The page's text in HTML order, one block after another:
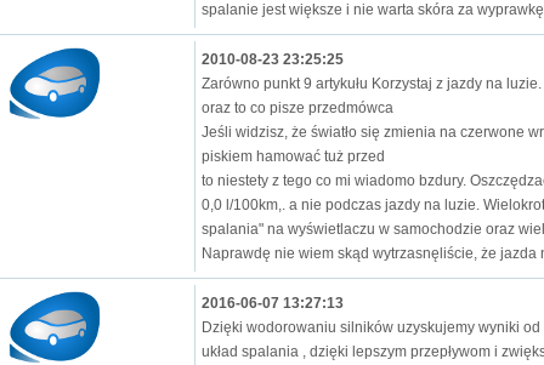
spalanie jest większe i nie warta skóra za
2010-08-23 23:25:25
Zarówno punkt 9 artykułu Korzystaj z jazdy na luzie.
oraz to co pisze przedmówca
Jeśli widzisz, że światło się zmienia na czerwone
piskiem hamować tuż przed
to niestety z tego co mi wiadomo bzdury.
0,0 l/100km,. a nie podczas jazdy na luzie.
spalania" na wyświetlaczu w samochodzie oraz
Naprawdę nie wiem skąd wytrzasnęliście, że
2016-06-07 13:27:13
Dzięki wodorowaniu silników uzyskujemy wyniki
układ spalania , dzięki lepszym przepływom i